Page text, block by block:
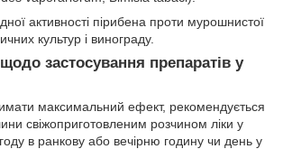
активності пірибена проти мурошнистої
культур і винограду.
застосування препаратів у
максимальний ефект, рекомендується
свіжоприготовленим розчином ліки у
в ранкову або вечірню годину чи день у